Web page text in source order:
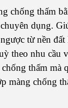
chống thấm
dụng.
từ nền đất
theo nhu cầu
thấm mà
màng chống